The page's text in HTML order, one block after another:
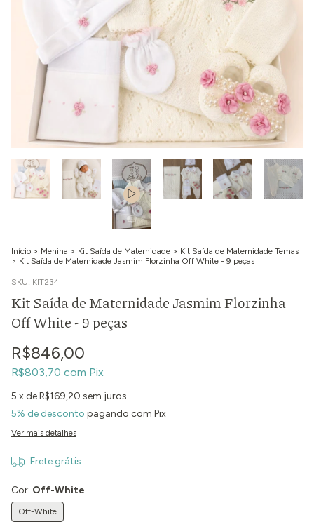
Início > Menina > Kit Saída de Maternidade > Kit Saída de Maternidade Temas
> Kit Saída de Maternidade Jasmim Florzinha Off White - 9 peças
SKU: KIT234
Kit Saída de Maternidade Jasmim Florzinha
Off White - 9 peças
R$846,00
R$803,70 com Pix
5 x deR$169,20 sem juros
5% de desconto pagando com Pix
Ver mais detalhes
Frete grátis
Cor: Off-White
Off-White